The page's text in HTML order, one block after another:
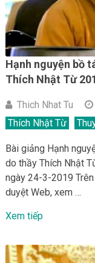
Hạnh nguyện bồ
Thích Nhật Từ
Thich Nhat Tu
Thích Nhật Từ
Bài giảng Hạnh
do thầy Thích Nhật
ngày 24-3-2019
duyệt Web, xem …
Xem tiếp